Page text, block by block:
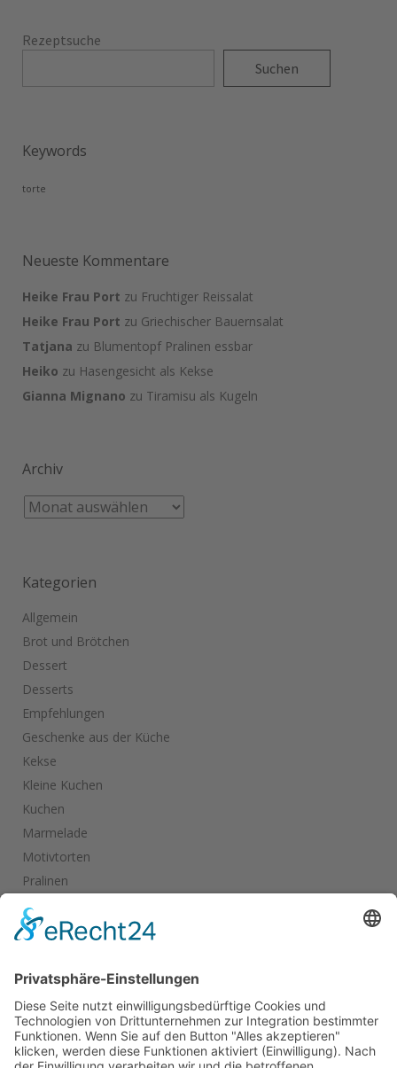
Rezeptsuche
Suchen
Keywords
torte
Neueste Kommentare
Heike Frau Port zu Fruchtiger Reissalat
Heike Frau Port zu Griechischer Bauernsalat
Tatjana zu Blumentopf Pralinen essbar
Heiko zu Hasengesicht als Kekse
Gianna Mignano zu Tiramisu als Kugeln
Archiv
Kategorien
Allgemein
Brot und Brötchen
Dessert
Desserts
Empfehlungen
Geschenke aus der Küche
Kekse
Kleine Kuchen
Kuchen
Marmelade
Motivtorten
Pralinen
Salate
Salziges
start_torte
Torten
Weihnachtskekse